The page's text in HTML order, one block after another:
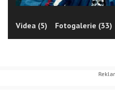
Videa (5) Fotogalerie (33)